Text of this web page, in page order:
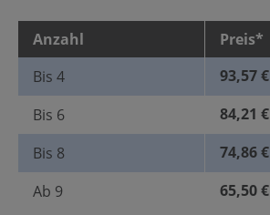
Anzahl
Preis*
Bis 4
93,57 €
Bis 6
84,21 €
Bis 8
74,86 €
Ab 9 65,50 €